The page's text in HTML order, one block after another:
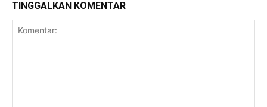
TINGGALKAN KOMENTAR